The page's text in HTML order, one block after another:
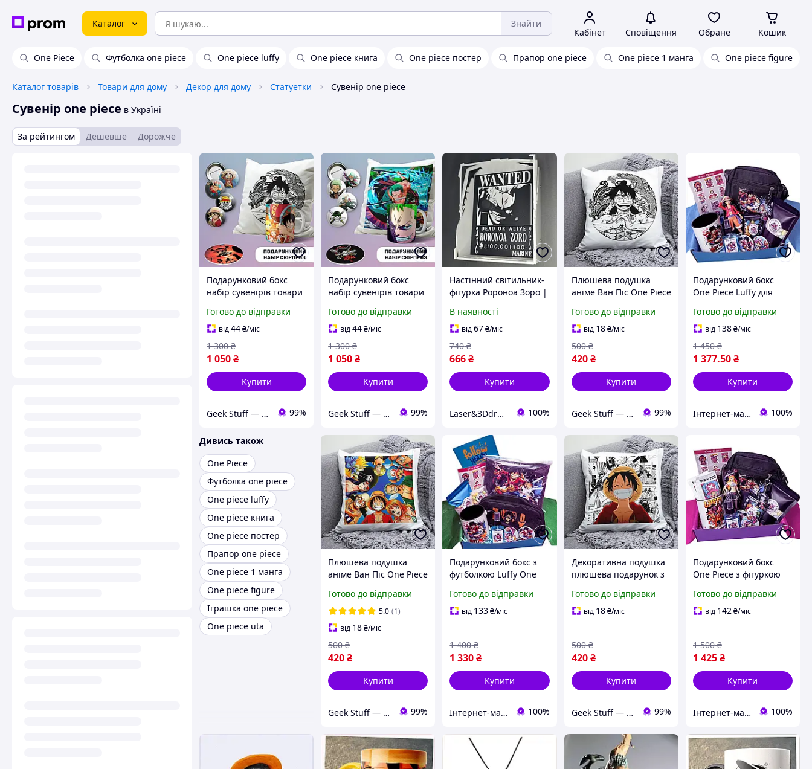
Каталог Знайти
Кабінет Сповіщення Обране Кошик
One Piece Футболка one piece One piece luffy One piece книга One piece постер Прапор one piece One piece 1 манга One piece figure
Каталог товарів Товари для дому Декор для дому Статуетки Сувенір one piece
Сувенір one piece в Україні
За рейтингом Дешевше Дорожче
Подарунковий бокс
набір сувенірів товари
бокс
Готово до відправки
від44₴/міс
1 050₴
1 300 ₴
Купити
Geek Stuff — крамничка аніме, гік, Kpop товарів. Сувеніри з власним принтом та поліграфія. 99%
Подарунковий бокс
набір сувенірів товари
One Piece Roronoa Zoro
anime box
Готово до відправки
від44₴/міс
1 050₴
1 300 ₴
Купити
Geek Stuff — крамничка аніме, гік, Kpop товарів. Сувеніри з власним принтом та поліграфія. 99%
Настінний світильник-
фігурка Ророноа Зоро |
Декор у стилі One Piece
| Подарунок фанату
В наявності
від67₴/міс
666₴
740 ₴
Купити
Laser&3Ddruk Group 100%
Плюшева подушка
аніме Ван Піс One Piece
Готово до відправки
від 18 ₴/міс
420 ₴
500 ₴
Купити
Geek Stuff — крамничка аніме, гік, Kpop товарів. Сувеніри з власним принтом та поліграфія. 99%
Подарунковий бокс
One Piece Luffy для
Готово до відправки
від 138₴/міс
1 377.50₴
1 450 ₴
Купити
Інтернет-магазин "WowBoxes" 100%
Дивись також
One Piece
Футболка one piece
One piece luffy
One piece книга
One piece постер
Прапор one piece
One piece 1 манга
One piece figure
Іграшка one piece
One piece uta
Плюшева подушка
аніме Ван Піс One Piece
Готово до відправки
5.0 (1)
від 18₴/міс
420₴
500 ₴
Купити
Geek Stuff — крамничка аніме, гік, Kpop товарів. Сувеніри з власним принтом та поліграфія. 99%
Подарунковий бокс з
футболкою Luffy One
Готово до відправки
від 133₴/міс
1 330₴
1 400 ₴
Купити
Інтернет-магазин "WowBoxes" 100%
Декоративна подушка
плюшева подарунок з
One Piece
Готово до відправки
від 18 ₴/міс
420 ₴
500 ₴
Купити
Geek Stuff — крамничка аніме, гік, Kpop товарів. Сувеніри з власним принтом та поліграфія. 99%
Подарунковий бокс
One Piece з фігуркою
Готово до відправки
від 142₴/міс
1 425₴
1 500 ₴
Купити
Інтернет-магазин "WowBoxes" 100%